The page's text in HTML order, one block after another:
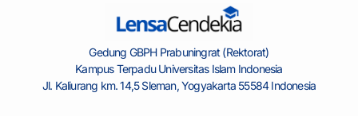
Gedung GBPH Prabuningrat (Rektorat)
Kampus Terpadu Universitas Islam Indonesia
Jl. Kaliurang km. 14,5 Sleman, Yogyakarta 55584 Indonesia